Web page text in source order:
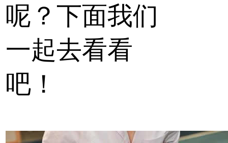
呢？下面我们
一起去看看
吧！